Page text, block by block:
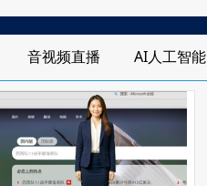
音视频直播 AI人工智能